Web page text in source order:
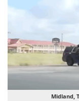
Midland,